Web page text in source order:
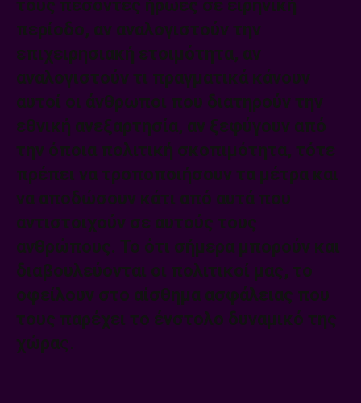
τους πεσόντες ήρωες σε ειρηνική
περίοδο, αν αναλογιστούν την
επιχειρησιακή ετοιμότητα, αν
αναλογιστούν τι πραγματικά κάνουν
αυτοί οι άνθρωποι που διατηρούν την
εθνική ανεξαρτησία, αν ξεφύγουν από
την όποια πολιτική σκοπιμότητα, τότε
πρέπει να τροποποιήσουν τα μέτρα και
να αποδώσουν κάτι από αυτά που
αντιστοιχούν σε αυτούς τους
ανθρώπους. Το ότι σήμερα μπορούν και
διαβουλεύονται οι πολιτικοί μας, το
οφείλουν στο αίσθημα ασφάλειας που
τους παρέχει το ένστολο δυναμικό της
χώρας.